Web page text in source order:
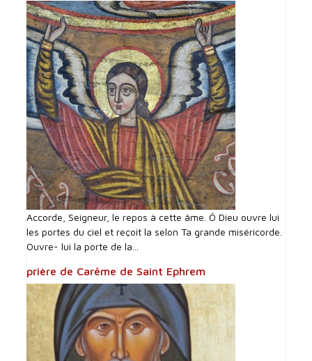
Accorde, Seigneur, le repos à cette âme. Ô Dieu ouvre lui
les portes du ciel et reçoit la selon Ta grande miséricorde.
Ouvre- lui la porte de la...
prière de Carême de Saint Ephrem